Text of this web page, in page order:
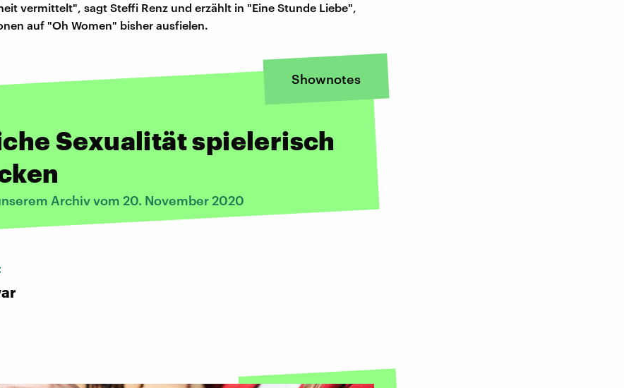
vermittelt", sagt Steffi Renz und erzählt in "Eine Stunde Liebe",
auf "Oh Women" bisher ausfielen.
Shownotes
Sexualität spielerisch
Archiv vom 20. November 2020